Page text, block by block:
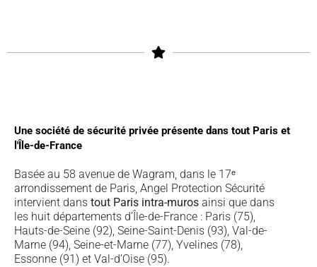
Une société de sécurité privée présente dans tout Paris et
l'Île-de-France
Basée au 58 avenue de Wagram, dans le 17ᵉ
arrondissement de Paris, Angel Protection Sécurité
intervient dans tout Paris intra-muros ainsi que dans
les huit départements d’Île-de-France : Paris (75),
Hauts-de-Seine (92), Seine-Saint-Denis (93), Val-de-
Marne (94), Seine-et-Marne (77), Yvelines (78),
Essonne (91) et Val-d’Oise (95).